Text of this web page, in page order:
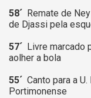
58´
Remate de
de Djassi pela
57´
Livre marcado
aolher a bola
55´ Canto para a
Portimonense